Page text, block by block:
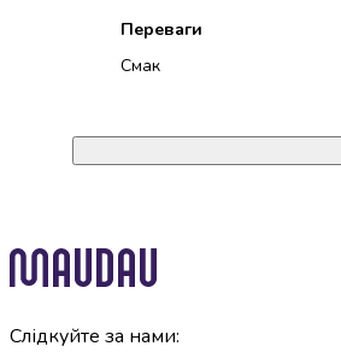
вироби
Шоколад
Вафлі
Бісквіти
Круасани
та
Пряники
Переваги
Смак
Слідкуйте за нами: